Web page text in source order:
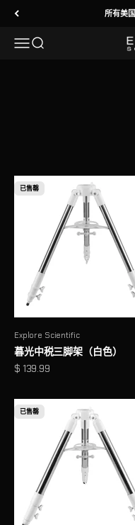
跳转到内容 所有美
菜单搜索
已售罄
Explore Scientific
暮光中税三脚架（白色）
促销价格
$ 139.99
已售罄